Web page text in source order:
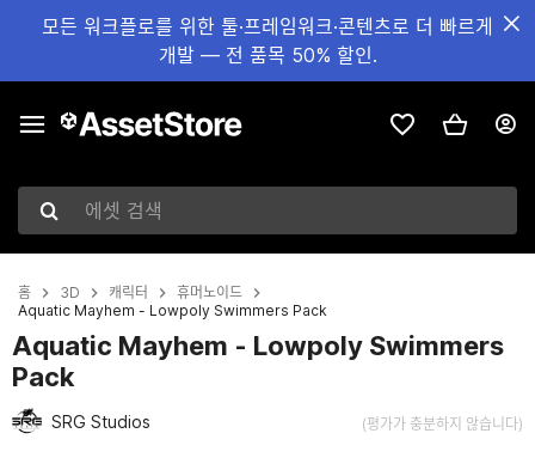
모든 워크플로를 위한 툴·프레임워크·콘텐츠로 더 빠르게
개발 — 전 품목 50% 할인.
에셋 검색
홈 3D 캐릭터
휴머노이드
Aquatic Mayhem - Lowpoly Swimmers Pack
Aquatic Mayhem - Lowpoly Swimmers
Pack
SRG Studios (평가가 충분하지 않습니다)